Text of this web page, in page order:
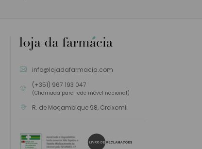
info@lojadafarmacia.com
(+351) 967 193 047
(Chamada para rede móvel nacional)
R. de Moçambique 98, Creixomil